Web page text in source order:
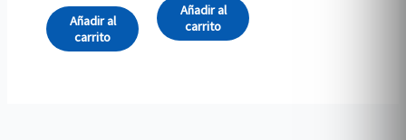
Añadir al
carrito
Añadir al
carrito